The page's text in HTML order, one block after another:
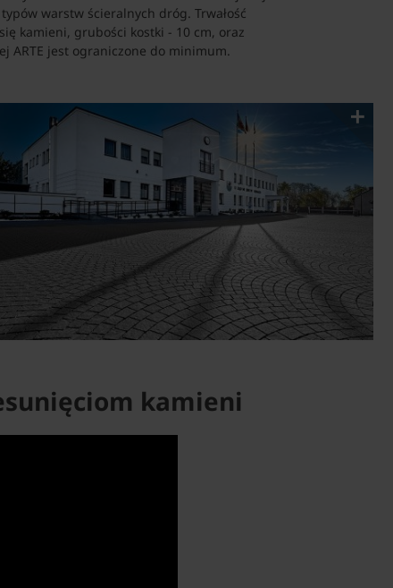
warstw ścieralnych dróg. Trwałość
kamieni, grubości kostki - 10 cm, oraz
ARTE jest ograniczone do minimum.
kamieni